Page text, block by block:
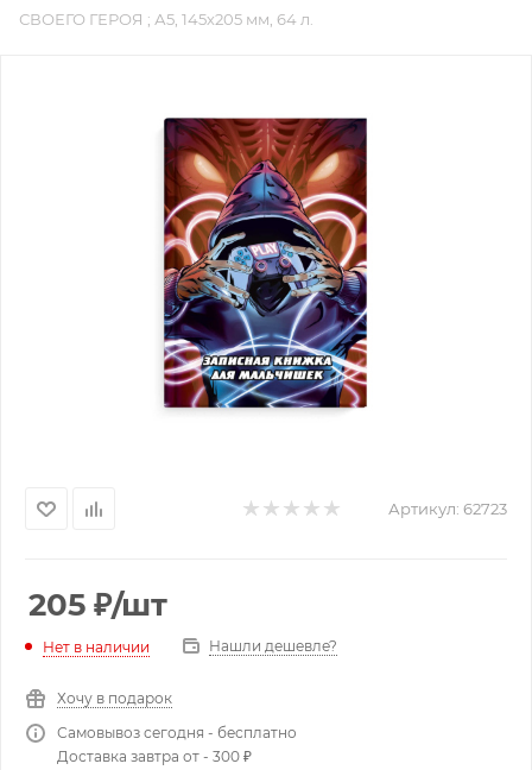
СВОЕГО ГЕРОЯ ; А5, 145х205 мм, 64 л.
Артикул: 62723
205 ₽/шт
Нет в наличии Нашли дешевле?
Хочу в подарок
Самовывоз сегодня - бесплатно
Доставка завтра от - 300 ₽